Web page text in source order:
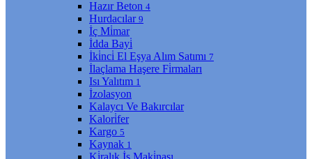
Hazır Beton 4
Hurdacılar 9
İç Mi̇mar
İdda Bayi̇
İki̇nci̇ El Eşya Alım Satımı 7
İlaçlama Haşere Fi̇rmaları
Isı Yalıtım 1
İzolasyon
Kalaycı Ve Bakırcılar
Kalori̇fer
Kargo 5
Kaynak 1
Ki̇ralık İş Maki̇nası